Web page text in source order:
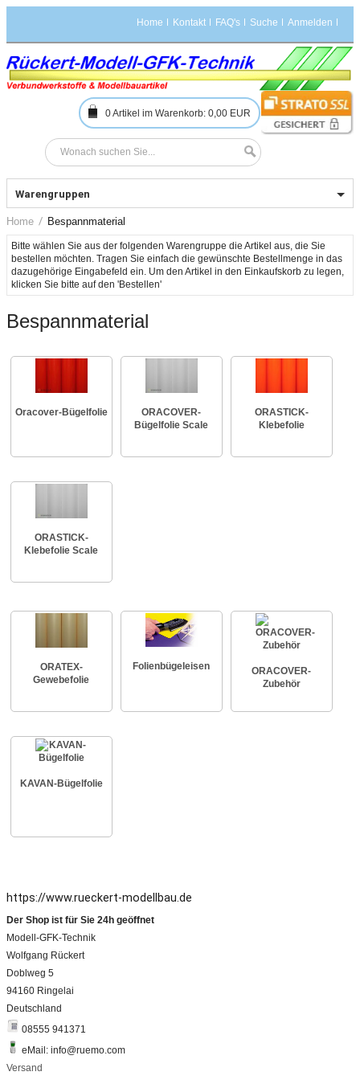
Home Kontakt FAQ's Suche Anmelden
0Artikel im Warenkorb: 0,00 EUR
Warengruppen
Home Bespannmaterial
Bitte wählen Sie aus der folgenden Warengruppe die Artikel aus, die Sie
bestellen möchten. Tragen Sie einfach die gewünschte Bestellmenge in das
dazugehörige Eingabefeld ein. Um den Artikel in den Einkaufskorb zu legen,
Bespannmaterial
Oracover-Bügelfolie
ORACOVER-
Bügelfolie Scale
ORASTICK-
Klebefolie
ORASTICK-
Klebefolie Scale
ORATEX-
Gewebefolie
Folienbügeleisen
ORACOVER-
Zubehör
KAVAN-Bügelfolie
https://www.rueckert-modellbau.de
Der Shop ist für Sie 24h geöffnet
Modell-GFK-Technik
Wolfgang Rückert
Doblweg 5
94160 Ringelai
Deutschland
08555 941371
eMail: info@ruemo.com
Versand